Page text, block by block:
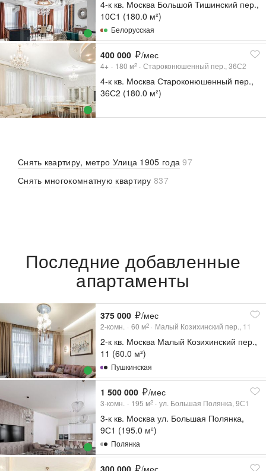
4-к кв. Москва Большой Тишинский пер.,
10С1 (180.0 м²)
Белорусская
400 000 /мес
4+ 180 м2 Староконюшенный пер., 36С2
4-к кв. Москва Староконюшенный пер.,
36С2 (180.0 м²)
Снять квартиру, метро Улица 1905 года 97
Снять многокомнатную квартиру 837
Последние добавленные
апартаменты
375 000 /мес
2-комн. 60 м2 Малый Козихинский пер., 11
2-к кв. Москва Малый Козихинский пер.,
11 (60.0 м²)
Пушкинская
1 500 000 /мес
3-комн. 195 м2 ул. Большая Полянка, 9С1
3-к кв. Москва ул. Большая Полянка,
9С1 (195.0 м²)
Полянка